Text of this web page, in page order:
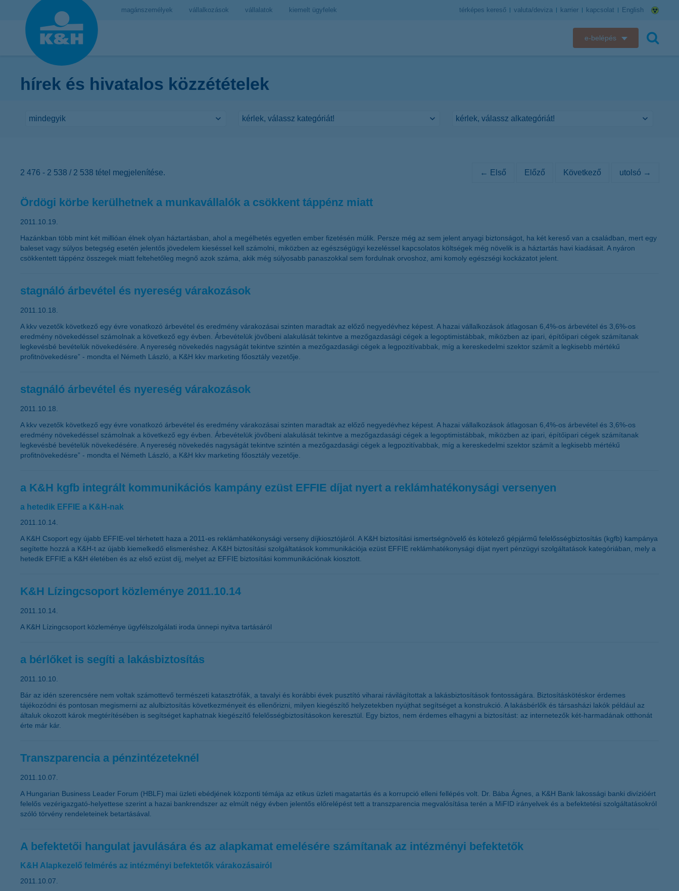
magánszemélyek vállalkozások vállalatok kiemelt ügyfelek térképes kereső valuta/deviza karrier kapcsolat English
e-belépés
K&H token megújítás
hírek és hivatalos közzétételek
2 476 - 2 538 / 2 538 tétel megjelenítése. ← Első Előző Következő utolsó →
Ördögi körbe kerülhetnek a munkavállalók a csökkent táppénz miatt
2011.10.19.
Hazánkban több mint két millióan élnek olyan háztartásban, ahol a megélhetés egyetlen ember fizetésén múlik. Persze még az sem jelent anyagi biztonságot, ha két kereső van a családban, mert egy
baleset vagy súlyos betegség esetén jelentős jövedelem kieséssel kell számolni, miközben az egészségügyi kezeléssel kapcsolatos költségek még növelik is a háztartás havi kiadásait. A nyáron
csökkentett táppénz összegek miatt feltehetőleg megnő azok száma, akik még súlyosabb panaszokkal sem fordulnak orvoshoz, ami komoly egészségi kockázatot jelent.
stagnáló árbevétel és nyereség várakozások
2011.10.18.
A kkv vezetők következő egy évre vonatkozó árbevétel és eredmény várakozásai szinten maradtak az előző negyedévhez képest. A hazai vállalkozások átlagosan 6,4%-os árbevétel és 3,6%-os
eredmény növekedéssel számolnak a következő egy évben. Árbevételük jövőbeni alakulását tekintve a mezőgazdasági cégek a legoptimistábbak, miközben az ipari, építőipari cégek számítanak
legkevésbé bevételük növekedésére. A nyereség növekedés nagyságát tekintve szintén a mezőgazdasági cégek a legpozitívabbak, míg a kereskedelmi szektor számít a legkisebb mértékű
profitnövekedésre” - mondta el Németh László, a K&H kkv marketing főosztály vezetője.
stagnáló árbevétel és nyereség várakozások
2011.10.18.
A kkv vezetők következő egy évre vonatkozó árbevétel és eredmény várakozásai szinten maradtak az előző negyedévhez képest. A hazai vállalkozások átlagosan 6,4%-os árbevétel és 3,6%-os
eredmény növekedéssel számolnak a következő egy évben. Árbevételük jövőbeni alakulását tekintve a mezőgazdasági cégek a legoptimistábbak, miközben az ipari, építőipari cégek számítanak
legkevésbé bevételük növekedésére. A nyereség növekedés nagyságát tekintve szintén a mezőgazdasági cégek a legpozitívabbak, míg a kereskedelmi szektor számít a legkisebb mértékű
profitnövekedésre” - mondta el Németh László, a K&H kkv marketing főosztály vezetője.
a K&H kgfb integrált kommunikációs kampány ezüst EFFIE díjat nyert a reklámhatékonysági versenyen
a hetedik EFFIE a K&H-nak
2011.10.14.
A K&H Csoport egy újabb EFFIE-vel térhetett haza a 2011-es reklámhatékonysági verseny díjkiosztójáról. A K&H biztosítási ismertségnövelő és kötelező gépjármű felelősségbiztosítás (kgfb) kampánya
segítette hozzá a K&H-t az újabb kiemelkedő elismeréshez. A K&H biztosítási szolgáltatások kommunikációja ezüst EFFIE reklámhatékonysági díjat nyert pénzügyi szolgáltatások kategóriában, mely a
hetedik EFFIE a K&H életében és az első ezüst díj, melyet az EFFIE biztosítási kommunikációnak kiosztott.
K&H Lízingcsoport közleménye 2011.10.14
2011.10.14.
A K&H Lízingcsoport közleménye ügyfélszolgálati iroda ünnepi nyitva tartásáról
a bérlőket is segíti a lakásbiztosítás
2011.10.10.
Bár az idén szerencsére nem voltak számottevő természeti katasztrófák, a tavalyi és korábbi évek pusztító viharai rávilágítottak a lakásbiztosítások fontosságára. Biztosításkötéskor érdemes
tájékozódni és pontosan megismerni az alulbiztosítás következményeit és ellenőrizni, milyen kiegészítő helyzetekben nyújthat segítséget a konstrukció. A lakásbérlők és társasházi lakók például az
általuk okozott károk megtérítésében is segítséget kaphatnak kiegészítő felelősségbiztosításokon keresztül. Egy biztos, nem érdemes elhagyni a biztosítást: az internetezők két-harmadának otthonát
érte már kár.
Transzparencia a pénzintézeteknél
2011.10.07.
A Hungarian Business Leader Forum (HBLF) mai üzleti ebédjének központi témája az etikus üzleti magatartás és a korrupció elleni fellépés volt. Dr. Bába Ágnes, a K&H Bank lakossági banki divízióért
felelős vezérigazgató-helyettese szerint a hazai bankrendszer az elmúlt négy évben jelentős előrelépést tett a transzparencia megvalósítása terén a MiFID irányelvek és a befektetési szolgáltatásokról
szóló törvény rendeleteinek betartásával.
A befektetői hangulat javulására és az alapkamat emelésére számítanak az intézményi befektetők
K&H Alapkezelő felmérés az intézményi befektetők várakozásairól
2011.10.07.